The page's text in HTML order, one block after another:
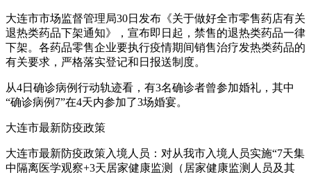
大连市市场监督管理局30日发布《关于做好全市零售药店有关
退热类药品下架通知》，宣布即日起，禁售的退热类药品一律
下架。各药品零售企业要执行疫情期间销售治疗发热类药品的
有关要求，严格落实登记和日报送制度。
从4日确诊病例行动轨迹看，有3名确诊者曾参加婚礼，其中
“确诊病例7”在4天内参加了3场婚宴。
大连市最新防疫政策
大连市最新防疫政策入境人员：对从我市入境人员实施“7天集
中隔离医学观察+3天居家健康监测（居家健康监测人员及其